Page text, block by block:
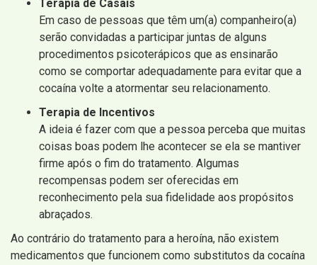
Terapia de Casais
Em caso de pessoas que têm um(a) companheiro(a)
serão convidadas a participar juntas de alguns
procedimentos psicoterápicos que as ensinarão
como se comportar adequadamente para evitar que a
cocaína volte a atormentar seu relacionamento.
Terapia de Incentivos
A ideia é fazer com que a pessoa perceba que muitas
coisas boas podem lhe acontecer se ela se mantiver
firme após o fim do tratamento. Algumas
recompensas podem ser oferecidas em
reconhecimento pela sua fidelidade aos propósitos
abraçados.
Ao contrário do tratamento para a heroína, não existem
medicamentos que funcionem como substitutos da cocaína